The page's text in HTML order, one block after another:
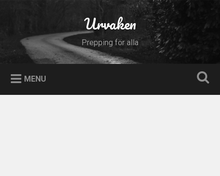
Urvaken
Prepping för alla
MENU